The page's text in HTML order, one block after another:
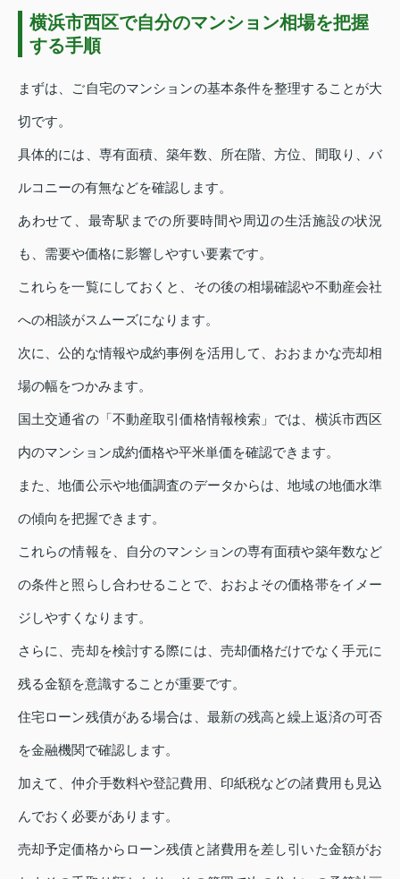
横浜市西区で自分のマンション相場を把握
する手順
まずは、ご自宅のマンションの基本条件を整理することが大
切です。
具体的には、専有面積、築年数、所在階、方位、間取り、バ
ルコニーの有無などを確認します。
あわせて、最寄駅までの所要時間や周辺の生活施設の状況
も、需要や価格に影響しやすい要素です。
これらを一覧にしておくと、その後の相場確認や不動産会社
への相談がスムーズになります。
次に、公的な情報や成約事例を活用して、おおまかな売却相
場の幅をつかみます。
国土交通省の「不動産取引価格情報検索」では、横浜市西区
内のマンション成約価格や平米単価を確認できます。
また、地価公示や地価調査のデータからは、地域の地価水準
の傾向を把握できます。
これらの情報を、自分のマンションの専有面積や築年数など
の条件と照らし合わせることで、おおよその価格帯をイメー
ジしやすくなります。
さらに、売却を検討する際には、売却価格だけでなく手元に
残る金額を意識することが重要です。
住宅ローン残債がある場合は、最新の残高と繰上返済の可否
を金融機関で確認します。
加えて、仲介手数料や登記費用、印紙税などの諸費用も見込
んでおく必要があります。
売却予定価格からローン残債と諸費用を差し引いた金額がお